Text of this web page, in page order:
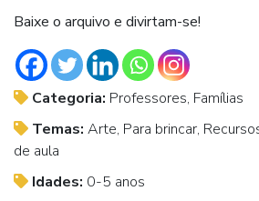
Baixe o arquivo e divirtam-se!
Categoria: Professores, Famílias
Temas: Arte, Para brincar,
de aula
Idades: 0-5 anos